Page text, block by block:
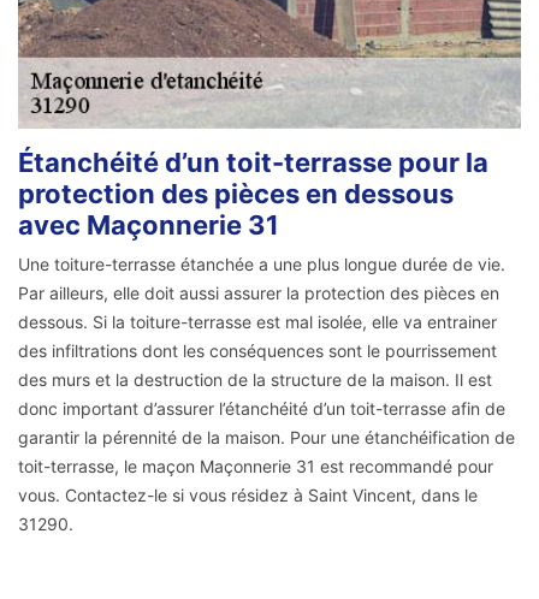
Étanchéité d’un toit-terrasse pour la
protection des pièces en dessous
avec Maçonnerie 31
Une toiture-terrasse étanchée a une plus longue durée de vie.
Par ailleurs, elle doit aussi assurer la protection des pièces en
dessous. Si la toiture-terrasse est mal isolée, elle va entrainer
des infiltrations dont les conséquences sont le pourrissement
des murs et la destruction de la structure de la maison. Il est
donc important d’assurer l’étanchéité d’un toit-terrasse afin de
garantir la pérennité de la maison. Pour une étanchéification de
toit-terrasse, le maçon Maçonnerie 31 est recommandé pour
vous. Contactez-le si vous résidez à Saint Vincent, dans le
31290.